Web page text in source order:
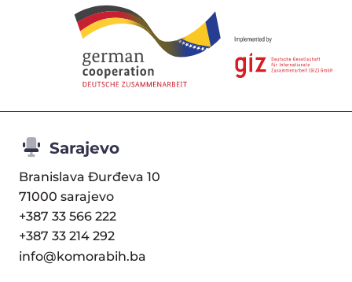
Sarajevo
Branislava Đurđeva 10
71000 sarajevo
+387 33 566 222
+387 33 214 292
info@komorabih.ba